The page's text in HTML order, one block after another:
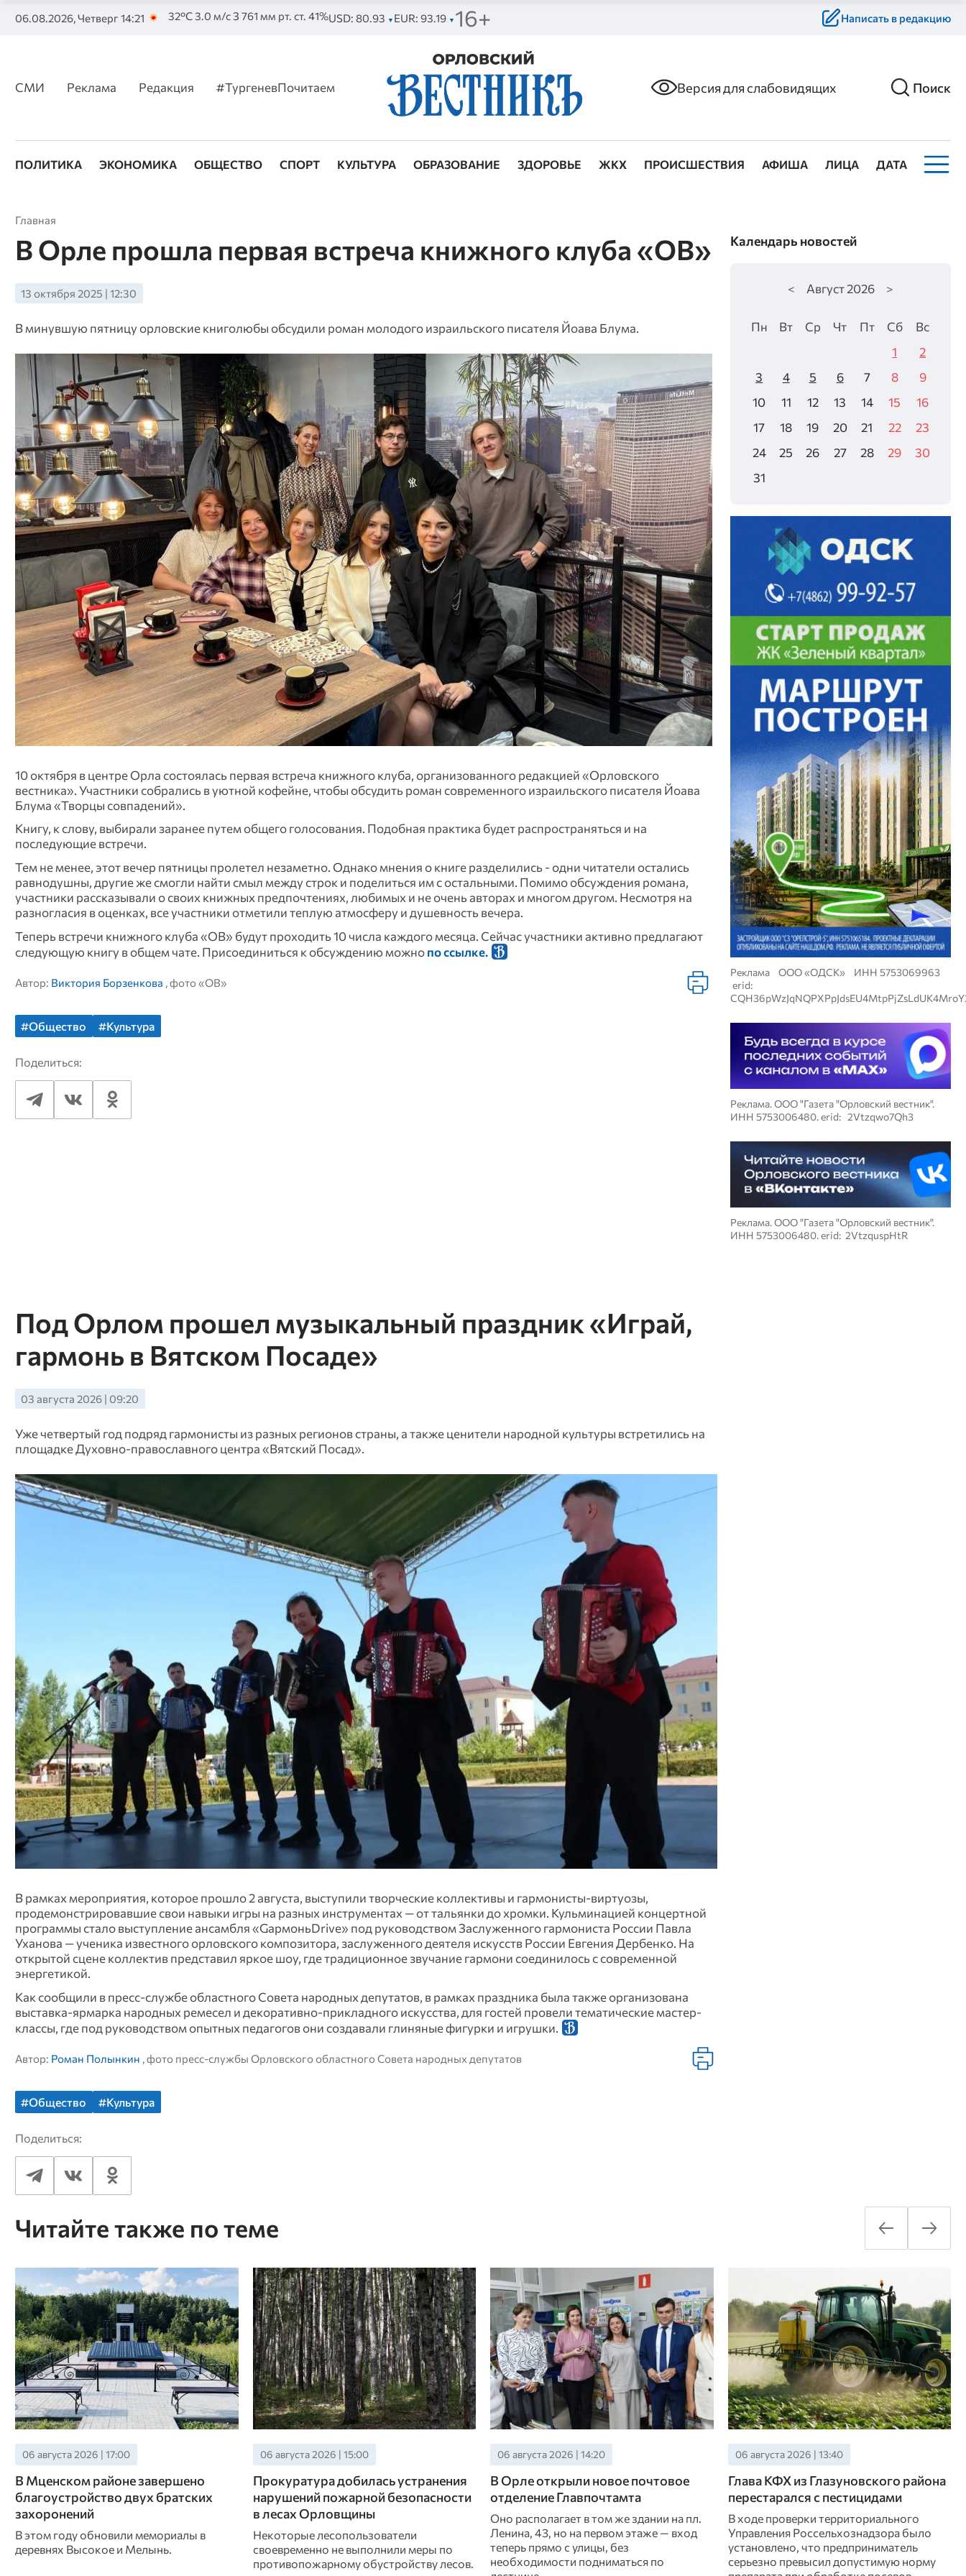
06.08.2026, Четверг 14:21 32°C 3.0 м/с З 761 мм рт. ст. 41%USD: 80.93 ▼ EUR: 93.19 ▼ 16+ Написать в редакцию
СМИ Реклама Редакция #ТургеневПочитаем Версия для слабовидящих Поиск
ПОЛИТИКА ЭКОНОМИКА ОБЩЕСТВО СПОРТ КУЛЬТУРА ОБРАЗОВАНИЕ ЗДОРОВЬЕ ЖКХ ПРОИСШЕСТВИЯ АФИША ЛИЦА ДАТА
Главная
В Орле прошла первая встреча книжного клуба «ОВ»
13 октября 2025 | 12:30
В минувшую пятницу орловские книголюбы обсудили роман молодого израильского писателя Йоава Блума.
10 октября в центре Орла состоялась первая встреча книжного клуба, организованного редакцией «Орловского
вестника». Участники собрались в уютной кофейне, чтобы обсудить роман современного израильского писателя Йоава
Блума «Творцы совпадений».
Книгу, к слову, выбирали заранее путем общего голосования. Подобная практика будет распространяться и на
последующие встречи.
Тем не менее, этот вечер пятницы пролетел незаметно. Однако мнения о книге разделились - одни читатели остались
равнодушны, другие же смогли найти смыл между строк и поделиться им с остальными. Помимо обсуждения романа,
участники рассказывали о своих книжных предпочтениях, любимых и не очень авторах и многом другом. Несмотря на
разногласия в оценках, все участники отметили теплую атмосферу и душевность вечера.
Теперь встречи книжного клуба «ОВ» будут проходить 10 числа каждого месяца. Сейчас участники активно предлагают
следующую книгу в общем чате. Присоединиться к обсуждению можно по ссылке.
Автор: Виктория Борзенкова , фото «ОВ»
#Общество #Культура
Поделиться:
Календарь новостей
< Август2026 >
Пн Вт Ср Чт Пт Сб
Вс
1
2
3
4 5 6 7 8
9
10
11 12 13 14 15
16
17
18 19 20 21 22
23
24
25 26 27 28 29
30
31
Реклама ООО «ОДСК» ИНН 5753069963
erid:
Реклама. ООО "Газета "Орловский вестник".
ИНН 5753006480. erid: 2Vtzqwo7Qh3
Реклама. ООО "Газета "Орловский вестник".
ИНН 5753006480. erid: 2VtzquspHtR
Под Орлом прошел музыкальный праздник «Играй,
гармонь в Вятском Посаде»
03 августа 2026 | 09:20
Уже четвертый год подряд гармонисты из разных регионов страны, а также ценители народной культуры встретились на
площадке Духовно-православного центра «Вятский Посад».
В рамках мероприятия, которое прошло 2 августа, выступили творческие коллективы и гармонисты-виртуозы,
продемонстрировавшие свои навыки игры на разных инструментах — от тальянки до хромки. Кульминацией концертной
программы стало выступление ансамбля «GармоньDrive» под руководством Заслуженного гармониста России Павла
Уханова — ученика известного орловского композитора, заслуженного деятеля искусств России Евгения Дербенко. На
открытой сцене коллектив представил яркое шоу, где традиционное звучание гармони соединилось с современной
энергетикой.
Как сообщили в пресс-службе областного Совета народных депутатов, в рамках праздника была также организована
выставка-ярмарка народных ремесел и декоративно-прикладного искусства, для гостей провели тематические мастер-
классы, где под руководством опытных педагогов они создавали глиняные фигурки и игрушки.
Автор: Роман Полынкин , фото пресс-службы Орловского областного Совета народных депутатов
#Общество #Культура
Поделиться:
Читайте также по теме
06 августа 2026 | 17:00
В Мценском районе завершено
благоустройство двух братских
захоронений
В этом году обновили мемориалы в
деревнях Высокое и Мелынь.
06 августа 2026 | 15:00
Прокуратура добилась устранения
нарушений пожарной безопасности
в лесах Орловщины
Некоторые лесопользователи
своевременно не выполнили меры по
противопожарному обустройству лесов.
06 августа 2026 | 14:20
В Орле открыли новое почтовое
отделение Главпочтамта
Оно располагает в том же здании на пл.
Ленина, 43, но на первом этаже — вход
теперь прямо с улицы, без
необходимости подниматься по
06 августа 2026 | 13:40
Глава КФХ из Глазуновского района
перестарался с пестицидами
В ходе проверки территориального
Управления Россельхознадзора было
установлено, что предприниматель
серьезно превысил допустимую норму